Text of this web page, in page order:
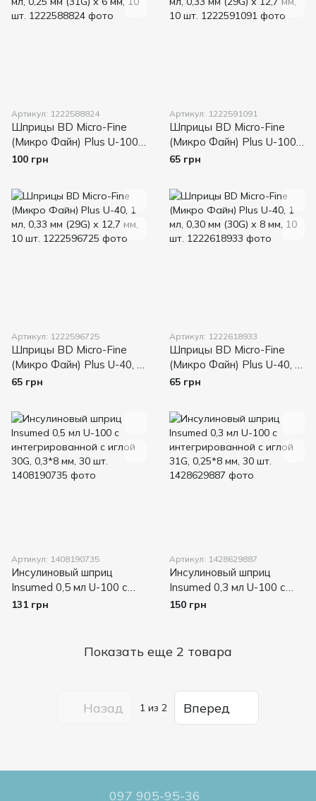
Артикул: 1222588824
Шприцы BD Micro-Fine
(Микро Файн) Plus U-100,
1 мл, 0,25 мм (31G) х 6 мм,
100 грн
Артикул: 1222591091
Шприцы BD Micro-Fine
(Микро Файн) Plus U-100,
1 мл, 0,33 мм (29G) х 12,7
65 грн
Артикул: 1222596725
Шприцы BD Micro-Fine
(Микро Файн) Plus U-40, 1
мл, 0,33 мм (29G) х 12,7
65 грн
Артикул: 1222618933
Шприцы BD Micro-Fine
(Микро Файн) Plus U-40, 1
мл, 0,30 мм (30G) х 8 мм,
65 грн
Артикул: 1408190735
Инсулиновый шприц
Insumed 0,5 мл U-100 с
интегрированной с иглой
131 грн
Артикул: 1428629887
Инсулиновый шприц
Insumed 0,3 мл U-100 с
интегрированной с иглой
150 грн
Показать еще 2 товара
Назад 1 из 2 Вперед
097 905-95-36